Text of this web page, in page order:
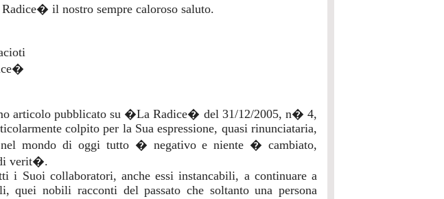
il nostro sempre caloroso saluto.
articolo pubblicato su �La Radice� del 31/12/2005, n� 4,
colpito per la Sua espressione, quasi rinunciataria,
mondo di oggi tutto � negativo e niente � cambiato,
verit�.
i Suoi collaboratori, anche essi instancabili, a continuare a
quei nobili racconti del passato che soltanto una persona